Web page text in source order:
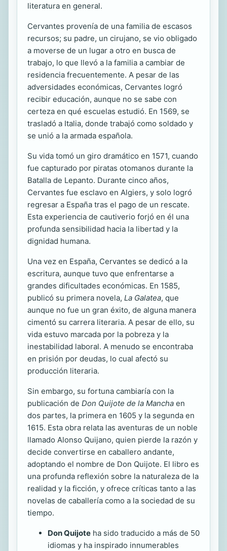
literatura en general.
Cervantes provenía de una familia de escasos
recursos; su padre, un cirujano, se vio obligado
a moverse de un lugar a otro en busca de
trabajo, lo que llevó a la familia a cambiar de
residencia frecuentemente. A pesar de las
adversidades económicas, Cervantes logró
recibir educación, aunque no se sabe con
certeza en qué escuelas estudió. En 1569, se
trasladó a Italia, donde trabajó como soldado y
se unió a la armada española.
Su vida tomó un giro dramático en 1571, cuando
fue capturado por piratas otomanos durante la
Batalla de Lepanto. Durante cinco años,
Cervantes fue esclavo en Algiers, y solo logró
regresar a España tras el pago de un rescate.
Esta experiencia de cautiverio forjó en él una
profunda sensibilidad hacia la libertad y la
dignidad humana.
Una vez en España, Cervantes se dedicó a la
escritura, aunque tuvo que enfrentarse a
grandes dificultades económicas. En 1585,
publicó su primera novela, La Galatea, que
aunque no fue un gran éxito, de alguna manera
cimentó su carrera literaria. A pesar de ello, su
vida estuvo marcada por la pobreza y la
inestabilidad laboral. A menudo se encontraba
en prisión por deudas, lo cual afectó su
producción literaria.
Sin embargo, su fortuna cambiaría con la
publicación de Don Quijote de la Mancha en
dos partes, la primera en 1605 y la segunda en
1615. Esta obra relata las aventuras de un noble
llamado Alonso Quijano, quien pierde la razón y
decide convertirse en caballero andante,
adoptando el nombre de Don Quijote. El libro es
una profunda reflexión sobre la naturaleza de la
realidad y la ficción, y ofrece críticas tanto a las
novelas de caballería como a la sociedad de su
tiempo.
Don Quijote ha sido traducido a más de 50
idiomas y ha inspirado innumerables